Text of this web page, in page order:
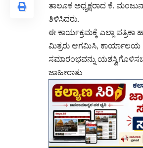
ತಾಲೂಕ ಅಧ್ಯಕ್ಷರಾದ ಕೆ.
ತಿಳಿಸಿದರು.
ಈ ಕಾರ್ಯಕ್ರಮಕ್ಕೆ ಎಲ್ಲಾ ಪತ್ರಿಕಾ
ಮಿತ್ರರು ಆಗಮಿಸಿ, ಕಾರ್ಯಾಲಯ
ಸಮಾರಂಭವನ್ನು
ಜಾಹೀರಾತು